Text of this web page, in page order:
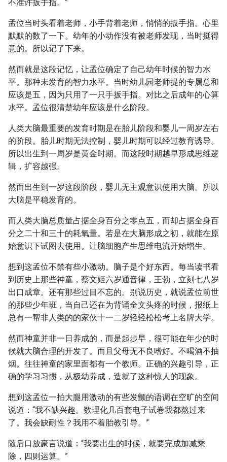
不准许扳手指。”
孟位当时头看着老师，小手背着老师，悄悄的扳手指。心里
默默的数了一下。幼年的小动作没有被老师发现，当时挺得
意的。所以记了下来。
然而就是这段记忆，让孟位确定了自己幼年时候的智力水
平。那种未发育的智力水平。当时幼儿园老师提的专属总和
应该是五，因为只用了一只手扳手指。对比之后成年的心算
水平。孟位很清楚幼年应该是什么阶段。
人类大脑最重要的发育时期是在胎儿阶段和婴儿一周岁左右
的阶段。胎儿时期无法控制，婴儿时期可以经过教育诱导。
所以出生到一周岁是黄金时期。而这段时期越早形成思维逻
辑，扩容越强。
然而出生到一岁这段阶段，婴儿无主观意识使用大脑。所以
大脑是平稳发育的。
而人类大脑总质量占据全身百分之零点五，而却占据全身百
分之二十和三十的耗氧量。若是在大脑形成之初，就能在原
始意识下试图去使用。让脑细胞产生思维电流开始增生。
想到这孟位不禁有些小激动。脑子是个好东西。每当读书看
到历史上那些神童，蔡文姬六岁通音律，王勃，立刻七八岁
出口成章。还有那些过目不忘的。别说历史，就说孟位前世
的那些少年班，当自己还在为背诵全文头疼的时候，报纸上
总有一帮非人类的的家伙十一二岁轻轻松松考上名牌大学。
然而神童并非一日养成的，而是起步早，很可能在年少的时
候就大脑合理的开发了。而且父母无不良嗜好。不喝酒不抽
烟。往往神童的家里面都有一个教师。正确的兴趣引导，正
确的学习习惯，从极幼养成，造就了这种惊人的现象。
想到这孟位一拍大腿用激动的有些发颤的语调在空旷的空间
说道：“我不缺兴趣。数理化几百套电子试卷我都熬过来
了。我会缺耐性？我用不着胎教引导。”
随后口放豪言说道：“我要出生的时候，就要完成加减乘
除，四则运算。”